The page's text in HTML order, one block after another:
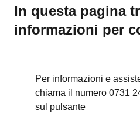
In questa pagina
informazioni per
Per informazioni e
chiama il numero 0731
sul pulsante